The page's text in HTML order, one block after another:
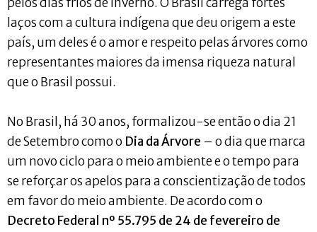
laços com a cultura indígena que deu origem a este
país, um deles é o amor e respeito pelas árvores como
representantes maiores da imensa riqueza natural
que o Brasil possui.
No Brasil, há 30 anos, formalizou-se então o dia 21
de Setembro como o Dia da Árvore – o dia que marca
um novo ciclo para o meio ambiente e o tempo para
se reforçar os apelos para a conscientização de todos
em favor do meio ambiente. De acordo com o
Decreto Federal nº 55.795 de 24 de fevereiro de